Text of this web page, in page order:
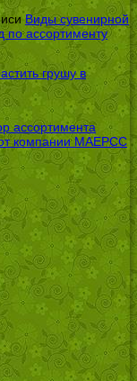
Виды сувенирной
по ассортименту
грушу в
ассортимента
компании МАЕРСС